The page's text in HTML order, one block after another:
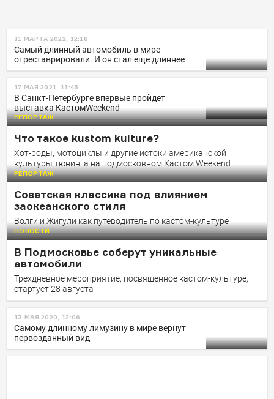
11 МАРТА 2022, 12:18
Самый длинный автомобиль в мире
отреставрировали. И он стал еще длиннее
17 МАЯ 2021, 11:45
В Санкт-Петербурге впервые пройдет
выставка КастомWeekend
РЕПОРТАЖ
Что такое kustom kulture?
Хот-роды, мотоциклы и другие истоки американской
культуры тюнинга на подмосковном Кастом Weekend
РЕПОРТАЖ
Советская классика под влиянием
заокеанского стиля
Волги и Жигули как путеводитель по кастом-культуре
НОВОСТИ
В Подмосковье соберут уникальные
автомобили
Трехдневное мероприятие, посвященное кастом-культуре,
стартует 28 августа
13 МАЯ 2020, 12:06
Самому длинному лимузину в мире вернут
первозданный вид